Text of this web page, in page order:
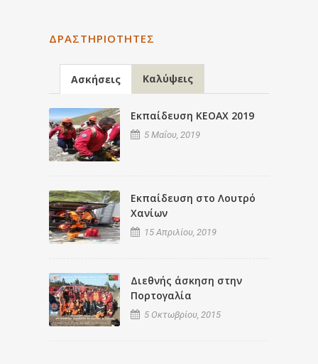
ΔΡΑΣΤΗΡΙΌΤΗΤΕΣ
Ασκήσεις Καλύψεις
Εκπαίδευση ΚΕΟΑΧ 2019
5 Μαΐου, 2019
Εκπαίδευση στο Λουτρό
Χανίων
15 Απριλίου, 2019
Διεθνής άσκηση στην
Πορτογαλία
5 Οκτωβρίου, 2015